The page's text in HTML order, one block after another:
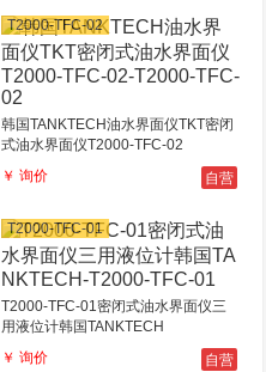
韩国TANKTECH油水界面仪TKT密闭
式油水界面仪T2000-TFC-02
￥ 询价
自营
T2000-TFC-02
T2000-TFC-01密闭式油水界面仪三
用液位计韩国TANKTECH
￥ 询价
自营
T2000-TFC-01